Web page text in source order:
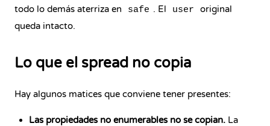
todo lo demás aterriza en
safe . El user
original
queda intacto.
Lo que el spread no copia
Hay algunos matices que conviene tener presentes:
Las propiedades no enumerables no se copian. La